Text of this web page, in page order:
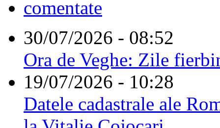
comentate
30/07/2026 - 08:52
Ora de Veghe: Zile
19/07/2026 - 10:28
Datele cadastrale ale